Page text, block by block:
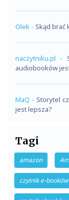
Olek - Skąd brać
naczytniku.pl -
audiobooków
MaQ - Storytel
jest lepsza?
Tagi
amazon
czytnik e-booków